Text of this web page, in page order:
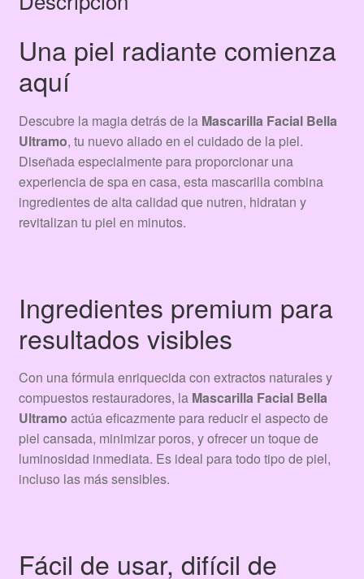
Una piel radiante comienza
aquí
Descubre la magia detrás de la Mascarilla Facial Bella
Ultramo, tu nuevo aliado en el cuidado de la piel.
Diseñada especialmente para proporcionar una
experiencia de spa en casa, esta mascarilla combina
ingredientes de alta calidad que nutren, hidratan y
revitalizan tu piel en minutos.
Ingredientes premium para
resultados visibles
Con una fórmula enriquecida con extractos naturales y
compuestos restauradores, la Mascarilla Facial Bella
Ultramo actúa eficazmente para reducir el aspecto de
piel cansada, minimizar poros, y ofrecer un toque de
luminosidad inmediata. Es ideal para todo tipo de piel,
incluso las más sensibles.
Fácil de usar, difícil de